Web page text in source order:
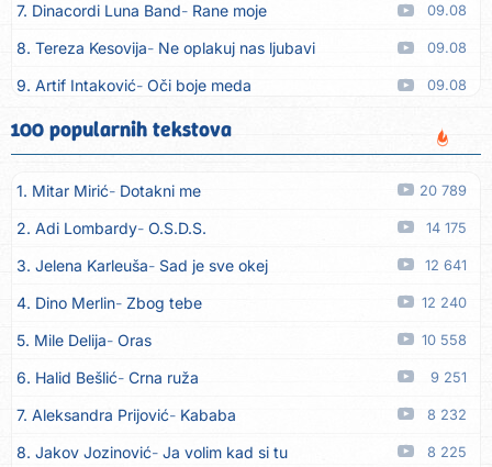
7. Dinacordi Luna Band Rane moje 09.08
8. Tereza Kesovija Ne oplakuj nas ljubavi 09.08
9. Artif Intaković Oči boje meda 09.08
10. Rifat Tepić Iza tamnih zavjesa
11. Dinacordi Luna Band Srce svoje neću drugoj dati 09.08
12. Dreletronic Vumrl mi je pajcek moj 08.08
13. Dinacordi Luna Band Zora plava 08.08
14. Dinacordi Luna Band Imam sve, fališ ti 08.08
15. Dinacordi Luna Band Prijatelji stari 08.08
16. Dinacordi Luna Band 08.08
17. Tereza Kesovija Ljubavi nestaju 08.08
18. Tereza Kesovija Trebaš mi noćas 08.08
19. Slobodan Batjarević Čobe E borjako oro 07.08
100 popularnih tekstova
1. Mitar Mirić Dotakni me 20 789
2. Adi Lombardy O.S.D.S. 14 175
3. Jelena Karleuša Sad je sve okej 12 641
4. Dino Merlin Zbog tebe 12 240
5. Mile Delija Oras 10 558
6. Halid Bešlić Crna ruža 9 251
7. Aleksandra Prijović Kababa 8 232
8. Jakov Jozinović Ja volim kad si tu 8 225